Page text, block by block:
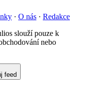
· O nás · Redakce
slouží pouze k
nebo
feed